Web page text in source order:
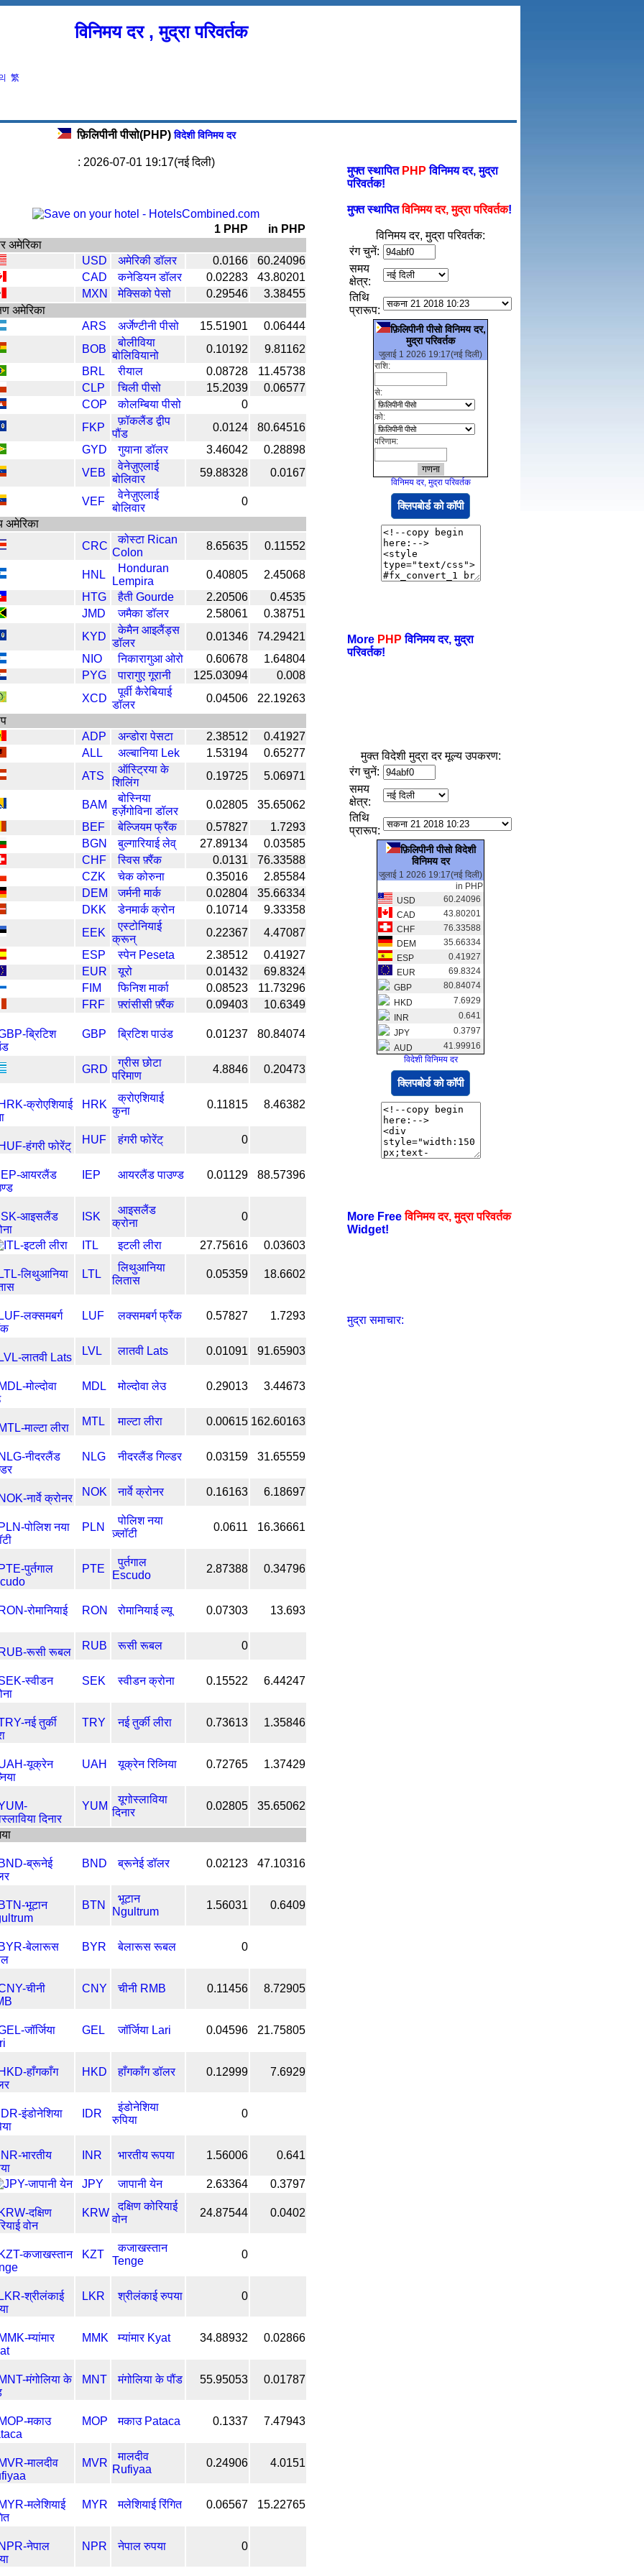
विनिमय दर , मुद्रा परिवर्तक
繁
फ़िलिपीनी पीसो(PHP)विदेशी विनिमय दर
: 2026-07-01 19:17(नई दिली)
1 PHP
in PHP
अमेरिका
USD
अमेरिकी डॉलर 0.0166
60.24096
CAD
कनेडियन डॉलर 0.02283
43.80201
MXN
मेक्सिको पेसो 0.29546
3.38455
अमेरिका
ARS
अर्जेण्टीनी पीसो 15.51901
0.06444
BOB
बोलीविया
बोलिवियानो
0.10192
9.81162
BRL
रीयाल 0.08728
11.45738
CLP
चिली पीसो 15.2039
0.06577
COP
कोलम्बिया पीसो
0
FKP
फ़ॉकलैंड द्वीप
पौंड
0.0124
80.64516
GYD
गुयाना डॉलर 3.46042
0.28898
VEB
वेनेज़ुएलाई
बोलिवार
59.88328 0.0167
VEF
वेनेज़ुएलाई
बोलिवार
0
अमेरिका
CRC
कोस्टा Rican
Colon
8.65635 0.11552
HNL
Honduran
Lempira
0.40805
2.45068
HTG
हैती Gourde 2.20506
0.4535
JMD
जमैका डॉलर 2.58061
0.38751
KYD
केमैन आइलैंड्स
डॉलर
0.01346
74.29421
NIO
निकारागुआ ओरो 0.60678
1.64804
PYG
पारागुए गूरानी 125.03094
0.008
XCD
पूर्वी कैरेबियाई
डॉलर
0.04506
22.19263
ADP
अन्डोरा पेसटा 2.38512
0.41927
ALL
अल्बानिया Lek 1.53194
0.65277
ATS
ऑस्ट्रिया के
शिलिंग
0.19725 5.06971
BAM
बोस्निया
हर्ज़ेगोविना डॉलर
0.02805
35.65062
BEF
बेल्जियम फ्रैंक 0.57827
1.7293
BGN
बुल्गारियाई लेव् 27.89134
0.03585
CHF
स्विस फ़्रैंक 0.0131
76.33588
CZK
चेक कोरुना 0.35016
2.85584
DEM
जर्मनी मार्क 0.02804
35.66334
DKK
डेनमार्क क्रोन 0.10714
9.33358
EEK
एस्टोनियाई
क्रून्
0.22367
4.47087
ESP
स्पेन Peseta 2.38512
0.41927
EUR
यूरो 0.01432
69.8324
FIM
फिनिश मार्का 0.08523
11.73296
FRF
फ़्रांसीसी फ़्रैंक 0.09403 10.6349
GBP ब्रिटिश पाउंड 0.01237 80.84074
GRD
ग्रीस छोटा
परिमाण
4.8846 0.20473
HRK
क्रोएशियाई
कुना
0.11815 8.46382
HUF हंगरी फोरेंट् 0
IEP आयरलैंड पाउण्ड 0.01129 88.57396
ISK
आइसलैंड
क्रोना
0
ITL इटली लीरा 27.75616 0.03603
LTL
लिथुआनिया
लितास
0.05359 18.6602
LUF लक्समबर्ग फ्रैंक 0.57827 1.7293
LVL लातवी Lats 0.01091 91.65903
MDL मोल्दोवा लेउ 0.29013 3.44673
MTL माल्टा लीरा 0.00615 162.60163
NLG नीदरलैंड गिल्डर 0.03159 31.65559
NOK नार्वे क्रोनर 0.16163 6.18697
PLN
पोलिश नया
ज़्लॉटी
0.0611 16.36661
PTE
पुर्तगाल
Escudo
2.87388 0.34796
RON रोमानियाई ल्यू 0.07303 13.693
RUB रूसी रूबल 0
SEK स्वीडन क्रोना 0.15522 6.44247
TRY नई तुर्की लीरा 0.73613 1.35846
UAH यूक्रेन रिव्निया 0.72765 1.37429
YUM
यूगोस्लाविया
दिनार
0.02805 35.65062
BND ब्रूनेई डॉलर 0.02123 47.10316
BTN
भूटान
Ngultrum
1.56031 0.6409
BYR बेलारूस रूबल 0
CNY चीनी RMB 0.11456 8.72905
GEL जॉर्जिया Lari 0.04596 21.75805
HKD हाँगकाँग डॉलर 0.12999 7.6929
IDR
इंडोनेशिया
रुपिया
0
INR भारतीय रूपया 1.56006 0.641
JPY जापानी येन 2.63364 0.3797
KRW
दक्षिण कोरियाई
वोन
24.87544 0.0402
KZT
कजाखस्तान
Tenge
0
LKR श्रीलंकाई रुपया 0
MMK म्यांमार Kyat 34.88932 0.02866
MNT मंगोलिया के पौंड 55.95053 0.01787
MOP मकाउ Pataca 0.1337 7.47943
MVR
मालदीव
Rufiyaa
0.24906 4.0151
MYR मलेशियाई रिंगित 0.06567 15.22765
NPR नेपाल रुपया 0
मुफ्त स्थापित PHP विनिमय दर, मुद्रा
परिवर्तक!
मुफ्त स्थापितविनिमय दर, मुद्रा परिवर्तक!
विनिमय दर, मुद्रा परिवर्तक:
रंग चुनें:
समय
क्षेत्र:
तिथि
प्रारूप:
फ़िलिपीनी पीसो विनिमय दर,
मुद्रा परिवर्तक
जुलाई 1 2026 19:17(नई दिली)
राशि:
से:
को:
परिणाम:
विनिमय दर, मुद्रा परिवर्तक
क्लिपबोर्ड को कॉपी
More PHP विनिमय दर, मुद्रा
परिवर्तक!
मुक्त विदेशी मुद्रा दर मूल्य उपकरण:
रंग चुनें:
समय
क्षेत्र:
तिथि
प्रारूप:
फ़िलिपीनी पीसो विदेशी
विनिमय दर
जुलाई 1 2026 19:17(नई दिली)
in PHP
USD
60.24096
CAD
43.80201
CHF
76.33588
DEM
35.66334
ESP
0.41927
EUR
69.8324
GBP
80.84074
HKD
7.6929
INR
0.641
JPY
0.3797
AUD
41.99916
विदेशी विनिमय दर
क्लिपबोर्ड को कॉपी
More Freeविनिमय दर, मुद्रा परिवर्तक
Widget!
मुद्रा समाचार: